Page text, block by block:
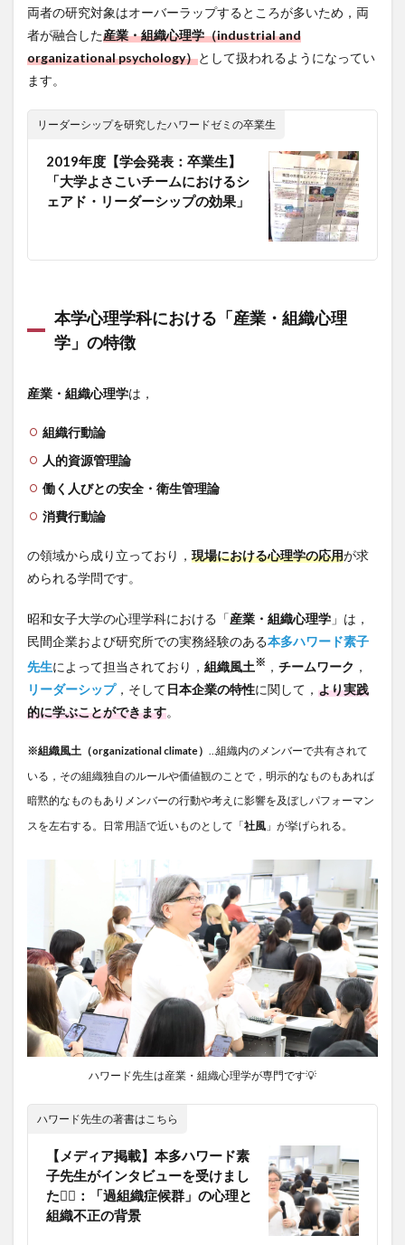
両者の研究対象はオーバーラップするところが多いため，両
者が融合した産業・組織心理学（industrial and
organizational psychology）として扱われるようになってい
ます。
リーダーシップを研究したハワードゼミの卒業生
2019年度【学会発表：卒業生】
「大学よさこいチームにおけるシ
ェアド・リーダーシップの効果」
本学心理学科における「産業・組織心理
学」の特徴
産業・組織心理学は，
組織行動論
人的資源管理論
働く人びとの安全・衛生管理論
消費行動論
の領域から成り立っており， 現場における心理学の応用が求
められる学問です。
昭和女子大学の心理学科における「産業・組織心理学 」は，
民間企業および研究所での実務経験のある本多ハワード素子
先生によって担当されており， 組織風土※ ， チームワーク ，
リーダーシップ，そして日本企業の特性に関して， より実践
的に学ぶことができます。
※組織風土（organizational climate）
…組織内のメンバーで共有されて
いる，その組織独自のルールや価値観のことで，明示的なものもあれば
暗黙的なものもありメンバーの行動や考えに影響を及ぼしパフォーマン
スを左右する。日常用語で近いものとして「社風 」が挙げられる。
ハワード先生は産業・組織心理学が専門です💡
ハワード先生の著書はこちら
【メディア掲載】本多ハワード素
子先生がインタビューを受けまし
た💁‍♀️：「過組織症候群」の心理と
組織不正の背景